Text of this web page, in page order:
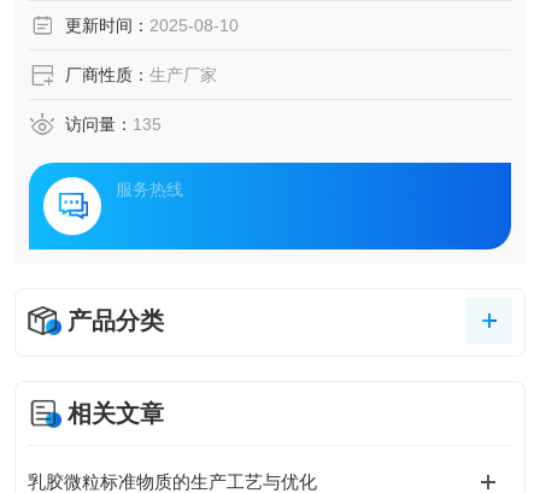
更新时间： 2025-08-10
厂商性质： 生产厂家
访问量： 135
服务热线
产品分类
相关文章
乳胶微粒标准物质的生产工艺与优化